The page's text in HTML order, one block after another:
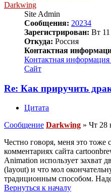
Darkwing
Site Admin
Сообщения: 20234
Зарегистрирован: Вт
Откуда: Россия
Контактная
Контактная
Сайт
Re: Как приручить
Цитата
Сообщение Darkwing » Чт 28
Честно говоря, меня это тоже
комментариях сайта
Animation использует захват
(layout) и что мол
традиционным способом.
Вернуться к началу